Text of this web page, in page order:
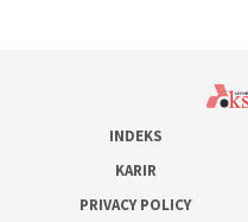
INDEKS
KARIR
PRIVACY POLICY